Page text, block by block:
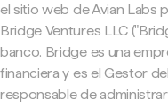
el sitio web de Avian Labs
Bridge Ventures LLC
banco. Bridge es una
financiera y es el Gestor
responsable de